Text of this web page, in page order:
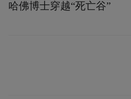
哈佛博士穿越“死亡谷”